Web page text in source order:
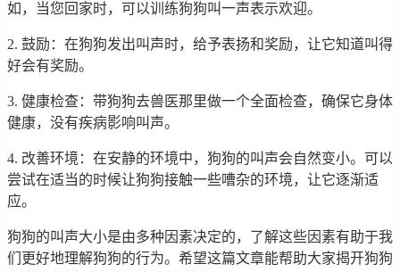
如，当您回家时，可以训练狗狗叫一声表示欢迎。
2. 鼓励：在狗狗发出叫声时，给予表扬和奖励，让它知道叫得
好会有奖励。
3. 健康检查：带狗狗去兽医那里做一个全面检查，确保它身体
健康，没有疾病影响叫声。
4. 改善环境：在安静的环境中，狗狗的叫声会自然变小。可以
尝试在适当的时候让狗狗接触一些嘈杂的环境，让它逐渐适
应。
狗狗的叫声大小是由多种因素决定的，了解这些因素有助于我
们更好地理解狗狗的行为。希望这篇文章能帮助大家揭开狗狗